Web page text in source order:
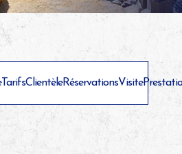
TarifsClientèleRéservationsVisite